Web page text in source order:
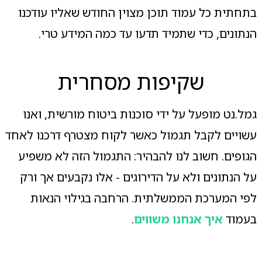
בתחתית כל עמוד תוכן מצוין החודש שאליו עודכנו
הנתונים, כדי שתמיד תדעו עד כמה המידע טרי.
שקיפות מסחרית
גמל.נט מופעל על ידי סוכנות ביטוח מורשית, ואנו
עשויים לקבל תגמול כאשר לקוח מצטרף דרכנו לאחד
הגופים. חשוב לנו להבהיר: התגמול הזה לא משפיע
על הנתונים ולא על הדירוגים - אלו נקבעים אך ורק
לפי המערכת הממשלתית. הרחבה בגילוי הנאות
בעמוד איך אנחנו משווים.